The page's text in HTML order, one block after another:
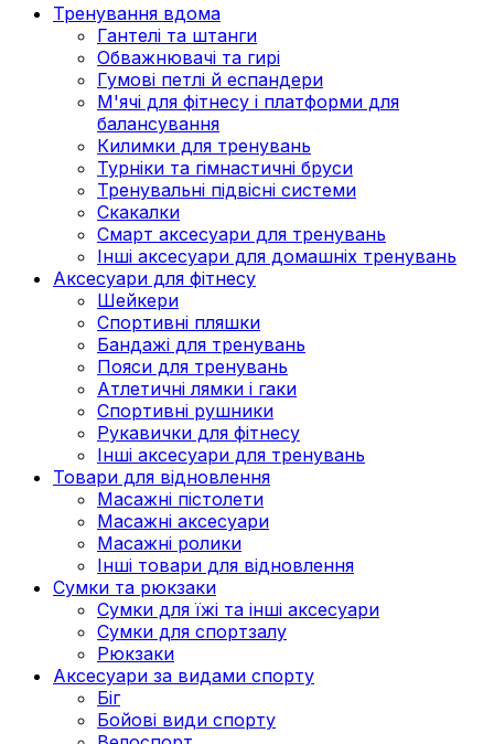
Тренування вдома
Гантелі та штанги
Обважнювачі та гирі
Гумові петлі й еспандери
М'ячі для фітнесу і платформи для
балансування
Килимки для тренувань
Турніки та гімнастичні бруси
Тренувальні підвісні системи
Скакалки
Смарт аксесуари для тренувань
Інші аксесуари для домашніх тренувань
Аксесуари для фітнесу
Шейкери
Спортивні пляшки
Бандажі для тренувань
Пояси для тренувань
Атлетичні лямки і гаки
Спортивні рушники
Рукавички для фітнесу
Інші аксесуари для тренувань
Товари для відновлення
Масажні пістолети
Масажні аксесуари
Масажні ролики
Інші товари для відновлення
Сумки та рюкзаки
Сумки для їжі та інші аксесуари
Сумки для спортзалу
Рюкзаки
Аксесуари за видами спорту
Біг
Бойові види спорту